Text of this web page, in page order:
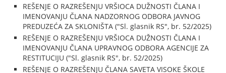
REŠENJE O RAZREŠENJU VRŠIOCA DUŽNOSTI ČLANA I
IMENOVANJU ČLANA NADZORNOG ODBORA JAVNOG
PREDUZEĆA ZA SKLONIŠTA ("Sl. glasnik RS", br. 52/2025)
REŠENJE O RAZREŠENJU VRŠIOCA DUŽNOSTI ČLANA I
IMENOVANJU ČLANA UPRAVNOG ODBORA AGENCIJE ZA
RESTITUCIJU ("Sl. glasnik RS", br. 52/2025)
REŠENJE O RAZREŠENJU ČLANA SAVETA VISOKE ŠKOLE